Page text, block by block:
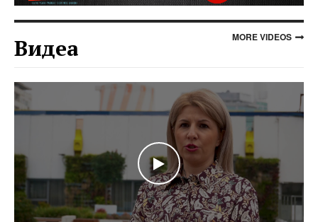
Видеа MORE VIDEOS
WATCH THE VIDEO